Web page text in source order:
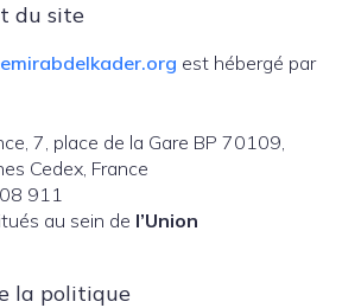
du site
est hébergé par
7, place de la Gare BP 70109,
Cedex, France
911
au sein de l’Union
la politique